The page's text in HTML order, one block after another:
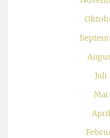
Juli
Mai